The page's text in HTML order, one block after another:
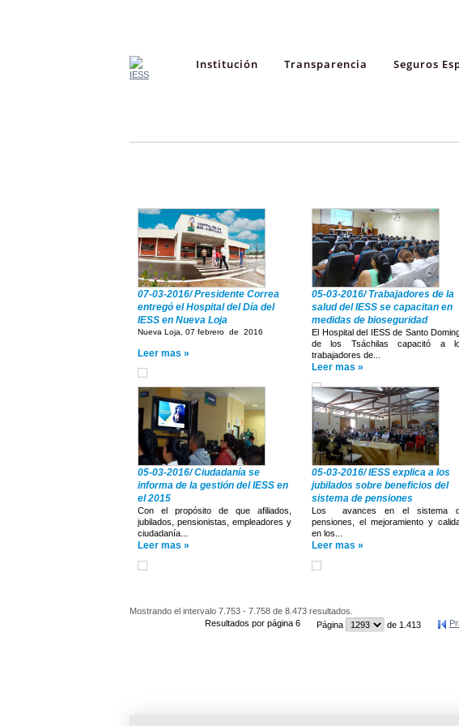
Institución Transparencia Seguros
07-03-2016/ Presidente Correa
entregó el Hospital del Día del
IESS en Nueva Loja
Nueva Loja, 07 febrero de 2016
Leer mas »
05-03-2016/ Trabajadores de la
salud del IESS se capacitan en
medidas de bioseguridad
El Hospital del IESS de Santo
de los Tsáchilas capacitó a
trabajadores de...
Leer mas »
05-03-2016/ Ciudadanía se
informa de la gestión del IESS en
el 2015
Con el propósito de que afiliados,
jubilados, pensionistas, empleadores y
ciudadanía...
Leer mas »
05-03-2016/ IESS explica a los
jubilados sobre beneficios del
sistema de pensiones
Los avances en el sistema
pensiones, el mejoramiento y
en los...
Leer mas »
Mostrando el intervalo 7.753 - 7.758 de 8.473 resultados.
Resultados por página 6
Página de 1.413